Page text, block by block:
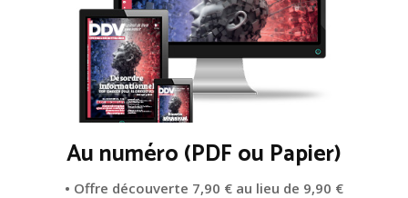
Au numéro (PDF ou Papier)
• Offre découverte 7,90 € au lieu de 9,90 €